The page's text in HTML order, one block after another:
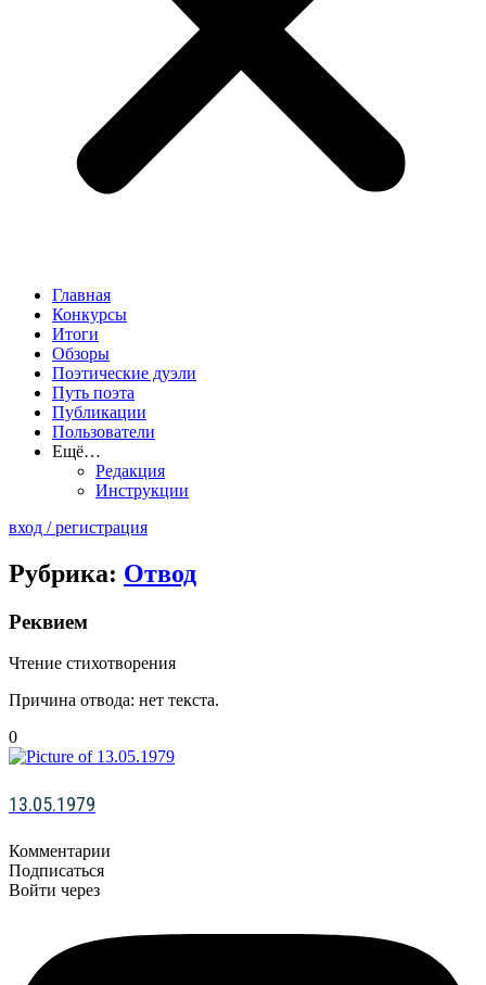
Главная
Конкурсы
Итоги
Обзоры
Поэтические дуэли
Путь поэта
Публикации
Пользователи
Ещё…
Редакция
Инструкции
вход / регистрация
Рубрика: Отвод
Реквием
Чтение стихотворения
Причина отвода: нет текста.
0
13.05.1979
Комментарии
Подписаться
Войти через